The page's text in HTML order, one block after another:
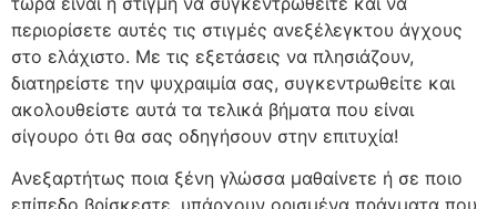
περιορίσετε αυτές τις στιγμές ανεξέλεγκτου άγχους
στο ελάχιστο. Με τις εξετάσεις να πλησιάζουν,
διατηρείστε την ψυχραιμία σας, συγκεντρωθείτε και
ακολουθείστε αυτά τα τελικά βήματα που είναι
σίγουρο ότι θα σας οδηγήσουν στην επιτυχία!
Ανεξαρτήτως ποια ξένη γλώσσα μαθαίνετε ή σε ποιο